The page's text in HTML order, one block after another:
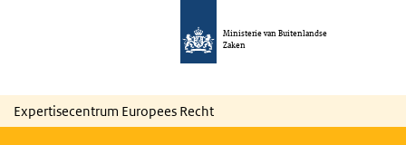
Ministerie van Buitenlandse
Zaken
Expertisecentrum Europees Recht